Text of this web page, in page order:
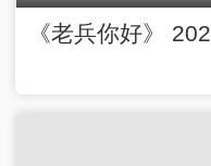
《老兵你好》